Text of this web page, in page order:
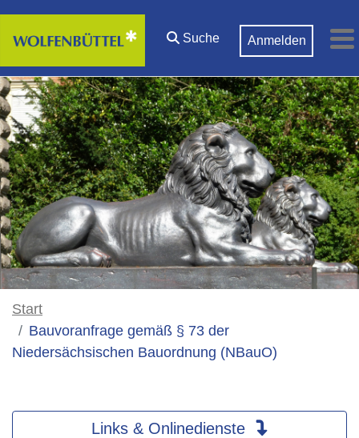
Zum Hauptinhalt springen
Suche Anmelden
Start
Bauvoranfrage gemäß § 73 der
Niedersächsischen Bauordnung (NBauO)
Links & Onlinedienste